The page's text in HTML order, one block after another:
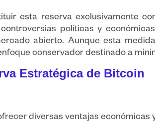
esta reserva exclusivamente
políticas y
abierto. Aunque esta
conservador destinado a
Estratégica de Bitcoin
diversas ventajas económicas